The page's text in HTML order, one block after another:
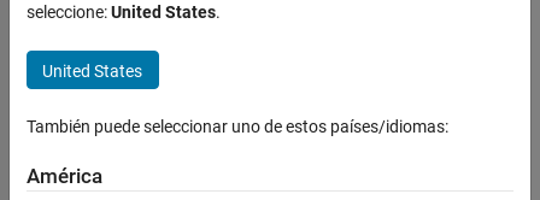
seleccione:United States.
United States
También puede seleccionar uno de estos países/idiomas:
América